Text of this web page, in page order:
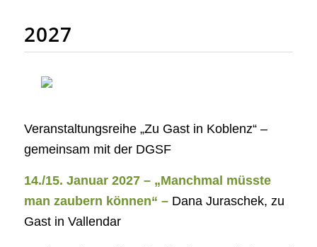
2027
Veranstaltungsreihe „Zu Gast in Koblenz“ –
gemeinsam mit der DGSF
14./15. Januar 2027 – „Manchmal müsste
man zaubern können“ –Dana Juraschek, zu
Gast in Vallendar